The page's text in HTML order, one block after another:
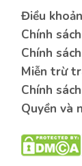
Điều
Chính
Chính
Miễn trừ
Chính
Quyền và